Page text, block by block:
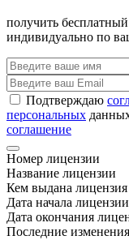
получить
индивидуально по
Подтверждаю
персональных
соглашение
Номер лицензии
Название лицензии
Кем выдана лицензия
Дата начала лицензии
Дата окончания
Последние